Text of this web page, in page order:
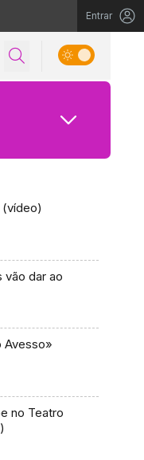
Entrar
vão dar ao
Avesso»
no Teatro